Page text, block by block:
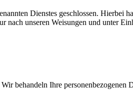
Dienstes geschlossen. Hierbei
nach unseren Weisungen und unter
behandeln Ihre